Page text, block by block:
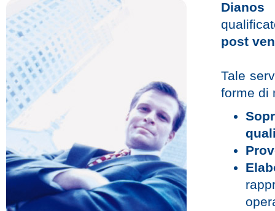
Dianos
post
Tale
forme di